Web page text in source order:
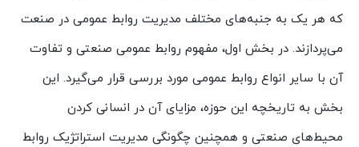
انتشارات
شرق
عدد
که هر یک به جنبه‌های مختلف مدیریت روابط عمومی در صنعت
می‌پردازند. در بخش اول، مفهوم روابط عمومی صنعتی و تفاوت
آن با سایر انواع روابط عمومی مورد بررسی قرار می‌گیرد. این
بخش به تاریخچه این حوزه، مزایای آن در انسانی کردن
محیط‌های صنعتی و همچنین چگونگی مدیریت استراتژیک روابط